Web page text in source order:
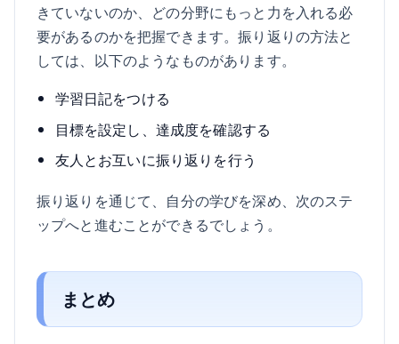
きていないのか、どの分野にもっと力を入れる必
要があるのかを把握できます。振り返りの方法と
しては、以下のようなものがあります。
学習日記をつける
目標を設定し、達成度を確認する
友人とお互いに振り返りを行う
振り返りを通じて、自分の学びを深め、次のステ
ップへと進むことができるでしょう。
まとめ